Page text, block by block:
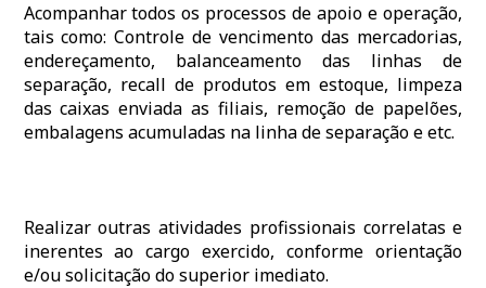
Acompanhar todos os processos de apoio e operação,
tais como: Controle de vencimento das mercadorias,
endereçamento, balanceamento das linhas de
separação, recall de produtos em estoque, limpeza
das caixas enviada as filiais, remoção de papelões,
embalagens acumuladas na linha de separação e etc.
Realizar outras atividades profissionais correlatas e
inerentes ao cargo exercido, conforme orientação
e/ou solicitação do superior imediato.